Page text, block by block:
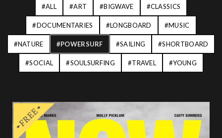
ALL ART BIGWAVE CLASSICS
DOCUMENTARIES LONGBOARD MUSIC
NATURE POWERSURF SAILING SHORTBOARD
SOCIAL SOULSURFING TRAVEL YOUNG